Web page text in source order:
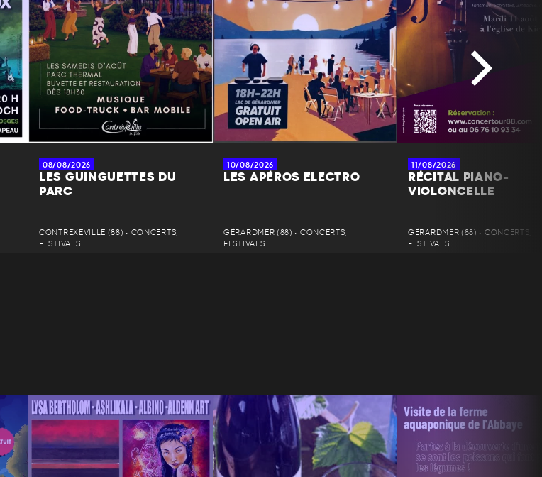
08/08/2026
LES GUINGUETTES DU
PARC
CONTREXÉVILLE (88) • CONCERTS,
FESTIVALS
10/08/2026
LES APÉROS ELECTRO
GÉRARDMER (88) • CONCERTS,
FESTIVALS
11/08/2026
RÉCITAL PIANO-
VIOLONCELLE
GÉRARDMER (88) • CONCERTS,
FESTIVALS